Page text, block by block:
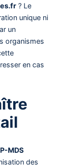
? Le
unique ni
un
organismes
en cas
MDS
des